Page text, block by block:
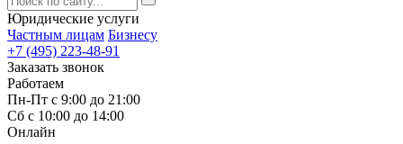
Юридические услуги
Частным лицам Бизнесу
+7 (495) 223-48-91
Заказать звонок
Работаем
Пн-Пт с 9:00 до 21:00
Сб с 10:00 до 14:00
Онлайн